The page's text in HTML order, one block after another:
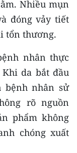
Nhiều mụn
đóng vảy tiết
tổn thương.
nhân thực
da bắt đầu
bệnh nhân sử
rõ nguồn
phẩm không
chóng xuất